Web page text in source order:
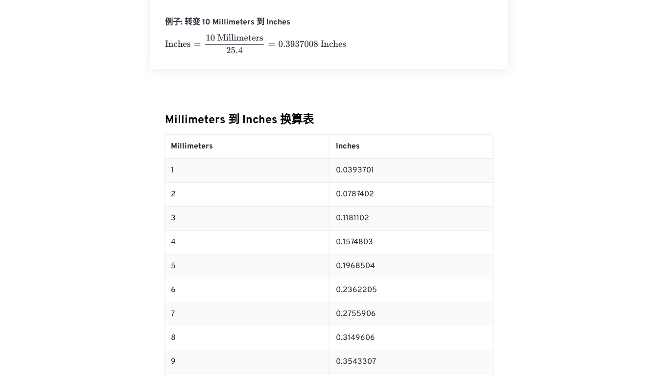
例子: 转变 10 Millimeters 到 Inches
Inches
10 Millimeters25.4= 0.3937008 Inches
Millimeters 到 Inches 换算表
Millimeters Inches
1 0.0393701
2 0.0787402
3 0.1181102
4 0.1574803
5 0.1968504
6 0.2362205
7 0.2755906
8 0.3149606
9 0.3543307